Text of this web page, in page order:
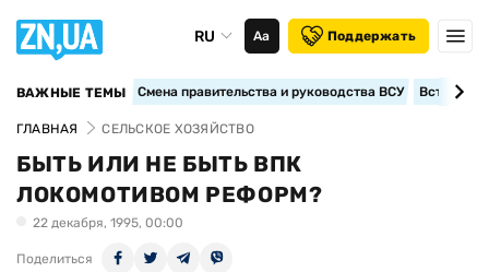
RU Аа Поддержать
ВАЖНЫЕ ТЕМЫ Смена правительства и руководства ВСУ
ГЛАВНАЯ СЕЛЬСКОЕ ХОЗЯЙСТВО
БЫТЬ ИЛИ НЕ БЫТЬ ВПК
ЛОКОМОТИВОМ РЕФОРМ?
22 декабря, 1995, 00:00
Поделиться